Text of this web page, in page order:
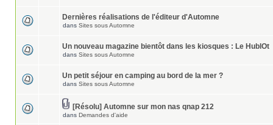
Dernières réalisations de l'éditeur d'Automne
dans Sites sous Automne
Un nouveau magazine bientôt dans les kiosques : Le HublOt
dans Sites sous Automne
Un petit séjour en camping au bord de la mer ?
dans Sites sous Automne
[Résolu] Automne sur mon nas qnap 212
dans Demandes d'aide